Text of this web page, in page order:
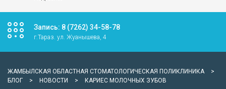
Запись: 8 (7262) 34-58-78
г.Тараз. ул. Жуанышева, 4
ЖАМБЫЛСКАЯ ОБЛАСТНАЯ СТОМАТОЛОГИЧЕСКАЯ ПОЛИКЛИНИКА
>
БЛОГ
> НОВОСТИ > КАРИЕС МОЛОЧНЫХ ЗУБОВ